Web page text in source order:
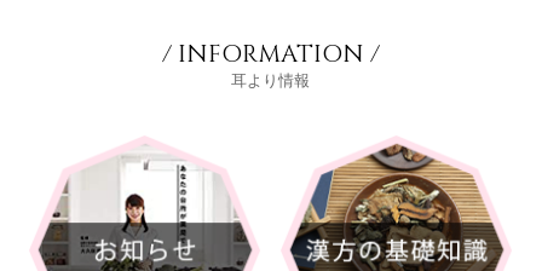
/ INFORMATION /
耳より情報